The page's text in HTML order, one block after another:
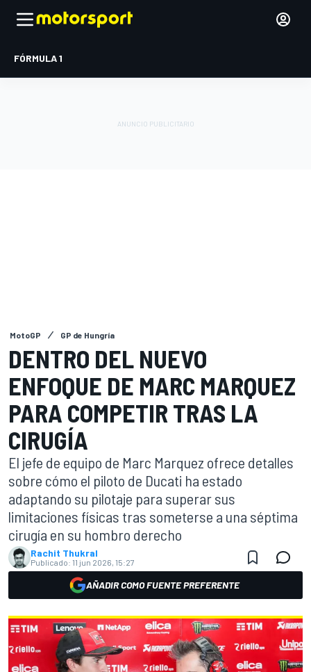
FÓRMULA 1
MotoGP GP de Hungría
DENTRO DEL NUEVO
ENFOQUE DE MARC MARQUEZ
PARA COMPETIR TRAS LA
CIRUGÍA
El jefe de equipo de Marc Marquez ofrece detalles
sobre cómo el piloto de Ducati ha estado
adaptando su pilotaje para superar sus
limitaciones físicas tras someterse a una séptima
cirugía en su hombro derecho
Rachit Thukral
Publicado: 11 jun 2026, 15:27
AÑADIR COMO FUENTE PREFERENTE